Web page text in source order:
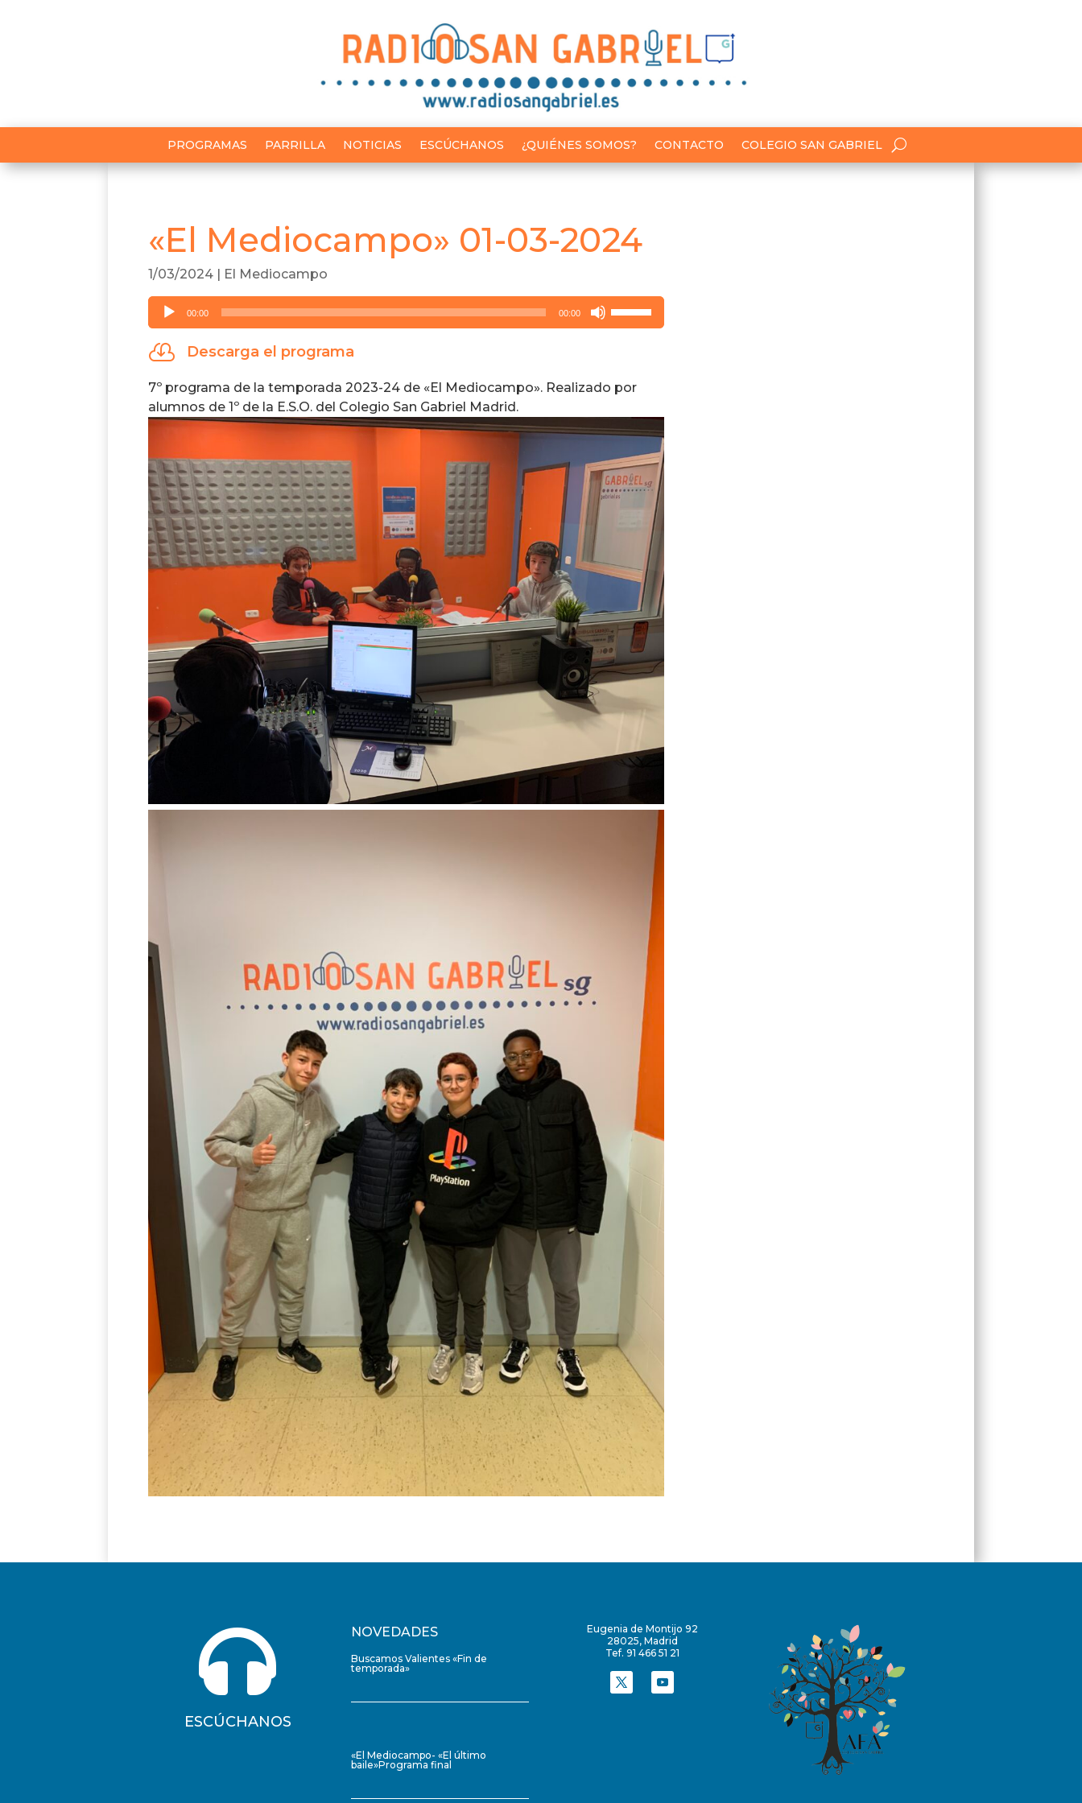
PROGRAMAS PARRILLA NOTICIAS ESCÚCHANOS ¿QUIÉNES SOMOS? CONTACTO COLEGIO SAN GABRIEL
«El Mediocampo» 01-03-2024
1/03/2024
El Mediocampo
Reproductor
de
audio
00:00 00:00
flecha
para
aumentar
o
disminuir
el
volumen.
 Descarga el programa
7º programa de la temporada 2023-24 de «El Mediocampo». Realizado por
alumnos de 1º de la E.S.O. del Colegio San Gabriel Madrid.

ESCÚCHANOS
NOVEDADES
Buscamos Valientes «Fin de
temporada»
«El Mediocampo- «El último
baile»Programa final
Eugenia de Montijo 92
28025, Madrid
Tef. 91 466 51 21